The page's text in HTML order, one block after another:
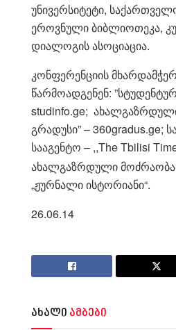
უნივერსიტეტი,
ეროვნული ბიბლიოთეკა,
დიალოგის ასოციაცია.
კონფერენციის
წარმოადგენენ:
studinfo.ge;
გრადუსი” – 360gradus.ge;
სააგენტო – ,,The Tbilisi
ახალგაზრდული მოძრაობა
„ჟურნალი ისტორიანი“.
26.06.14
ახალი ამბები